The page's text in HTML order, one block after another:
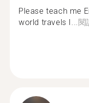
Please teach me
world travels I...閱